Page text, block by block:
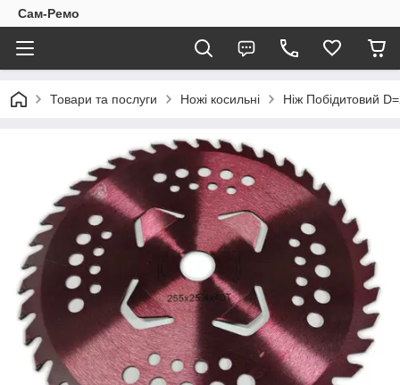
Сам-Ремо
Товари та послуги Ножі косильні Ніж Побідитовий